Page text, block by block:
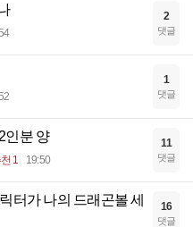
2
댓글
1
댓글
인분 양
1 19:50
11
댓글
터가 나의 드래곤볼 세
16
댓글